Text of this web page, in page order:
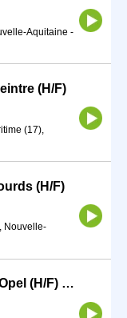
Aquitaine -
(H/F)
(17),
(H/F)
Nouvelle-
Technicien APV Peugeot Citroën Opel (H/F) Marans (H/F)